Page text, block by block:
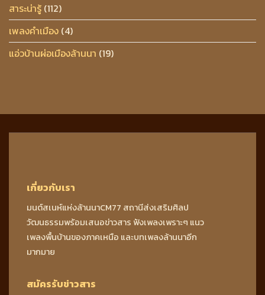
สาระน่ารู้ (112)
เพลงคำเมือง (4)
แอ่วบ้านผ่อเมืองล้านนา (19)
เกี่ยวกับเรา
มนต์สเนห์แห่งล้านนาCM77 สถานีส่งเสริมศิลป
วัฒนธรรมพร้อมเสนอข่าวสาร ฟังเพลงเพราะๆ แนว
เพลงพื้นบ้านของภาคเหนือ และบทเพลงล้านนาอีก
มากมาย
สมัครรับข่าวสาร